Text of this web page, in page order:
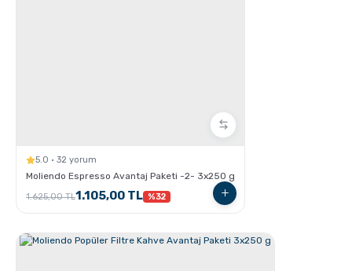
GROSCHE Dublin French Press
5.0 · 32 yorum
Moliendo Espresso Avantaj Paketi -2- 3x250 g
1.625,00 TL1.105,00 TL %32